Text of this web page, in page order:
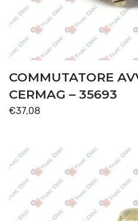
COMMUTATORE
CERMAG – 35693
€37,08